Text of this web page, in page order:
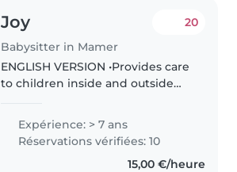
Joy
Babysitter in Mamer
20
ENGLISH VERSION •Provides care
to children inside and outside
housework. •Leads children in
fun activities. •Keeps children’s
living and play areas tidy. •Helps..
Expérience: > 7 ans
Réservations vérifiées: 10
15,00 €/heure